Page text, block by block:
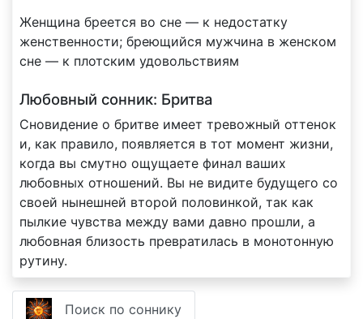
Женщина бреется во сне — к недостатку
женственности; бреющийся мужчина в женском
сне — к плотским удовольствиям
Любовный сонник: Бритва
Сновидение о бритве имеет тревожный оттенок
и, как правило, появляется в тот момент жизни,
когда вы смутно ощущаете финал ваших
любовных отношений. Вы не видите будущего со
своей нынешней второй половинкой, так как
пылкие чувства между вами давно прошли, а
любовная близость превратилась в монотонную
рутину.
Поиск по соннику